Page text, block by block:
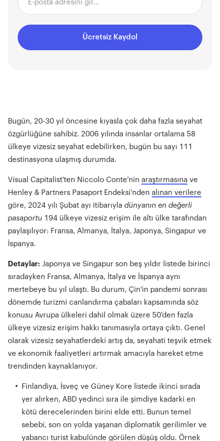
Ücretsiz Kaydol
Bugün, 20-30 yıl öncesine kıyasla çok daha fazla seyahat
özgürlüğüne sahibiz. 2006 yılında insanlar ortalama 58
ülkeye vizesiz seyahat edebilirken, bugün bu sayı 111
destinasyona ulaşmış durumda.
Visual Capitalist'ten Niccolo Conte'nin araştırmasına ve
Henley & Partners Pasaport Endeksi'nden alınan verilere
göre, 2024 yılı Şubat ayı itibarıyla dünyanın en değerli
pasaportu 194 ülkeye vizesiz erişim ile altı ülke tarafından
paylaşılıyor: Fransa, Almanya, İtalya, Japonya, Singapur ve
İspanya.
Detaylar: Japonya ve Singapur son beş yıldır listede birinci
sıradayken Fransa, Almanya, İtalya ve İspanya aynı
mertebeye bu yıl ulaştı. Bu durum, Çin'in pandemi sonrası
dönemde turizmi canlandırma çabaları kapsamında söz
konusu Avrupa ülkeleri dahil olmak üzere 50'den fazla
ülkeye vizesiz erişim hakkı tanımasıyla ortaya çıktı. Genel
olarak vizesiz seyahatlerdeki artış da, seyahati teşvik etmek
ve ekonomik faaliyetleri artırmak amacıyla hareket etme
trendinden kaynaklanıyor.
Finlandiya, İsveç ve Güney Kore listede ikinci sırada
yer alırken, ABD yedinci sıra ile şimdiye kadarki en
kötü derecelerinden birini elde etti. Bunun temel
sebebi, son on yolda yaşanan diplomatik gerilimler ve
yabancı turist kabulünde görülen düşüş oldu. Örnek